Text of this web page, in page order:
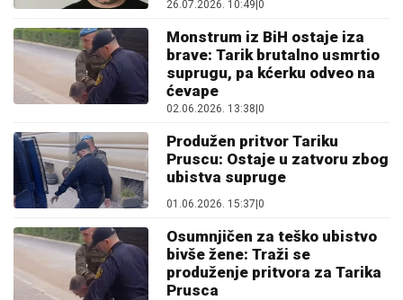
26.07.2026. 10:49 0
Monstrum iz BiH ostaje iza
brave: Tarik brutalno usmrtio
suprugu, pa kćerku odveo na
ćevape
02.06.2026. 13:38 0
Produžen pritvor Tariku
Pruscu: Ostaje u zatvoru zbog
ubistva supruge
01.06.2026. 15:37|0
Osumnjičen za teško ubistvo
bivše žene: Traži se
produženje pritvora za Tarika
Prusca